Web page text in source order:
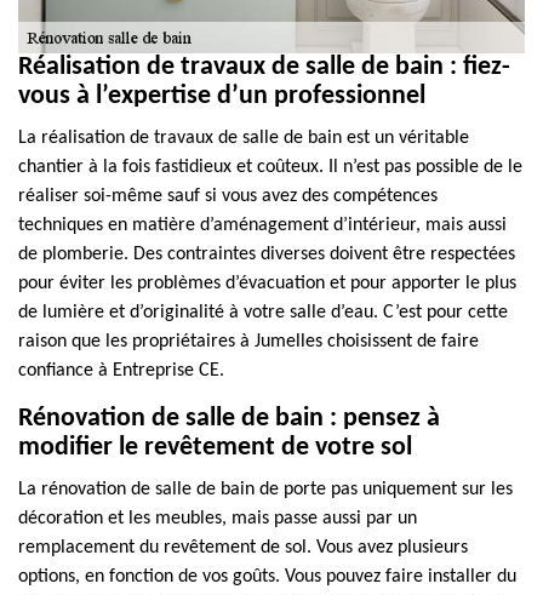
Réalisation de travaux de salle de bain : fiez-
vous à l’expertise d’un professionnel
La réalisation de travaux de salle de bain est un véritable
chantier à la fois fastidieux et coûteux. Il n’est pas possible de le
réaliser soi-même sauf si vous avez des compétences
techniques en matière d’aménagement d’intérieur, mais aussi
de plomberie. Des contraintes diverses doivent être respectées
pour éviter les problèmes d’évacuation et pour apporter le plus
de lumière et d’originalité à votre salle d’eau. C’est pour cette
raison que les propriétaires à Jumelles choisissent de faire
confiance à Entreprise CE.
Rénovation de salle de bain : pensez à
modifier le revêtement de votre sol
La rénovation de salle de bain de porte pas uniquement sur les
décoration et les meubles, mais passe aussi par un
remplacement du revêtement de sol. Vous avez plusieurs
options, en fonction de vos goûts. Vous pouvez faire installer du